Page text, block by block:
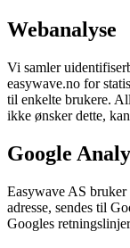
Webanalyse
Vi samler
easywave.no for
til enkelte brukere.
ikke ønsker dette,
Google
Easywave AS
adresse, sendes til
Googles